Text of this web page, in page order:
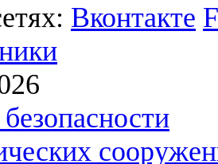
Вконтакте